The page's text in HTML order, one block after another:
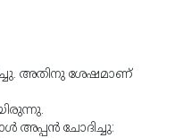
അതിനു ശേഷമാണ്
അപ്പൻ ചോദിച്ചു: